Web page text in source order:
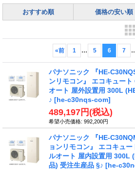
おすすめ順 価格の安い順
«前 1 ... 5 6 7
パナソニック 『HE-
ンリモコン』 エコキュー
オート 屋外設置用 300L
♪ [he-c30nqs-com]
489,197円 (税込)
希望小売価格: 992,200円
パナソニック 『HE-
ョンリモコン』 エコキュ
ルオート 屋内設置用 300L
品) 受注生産品 §♪ [he-